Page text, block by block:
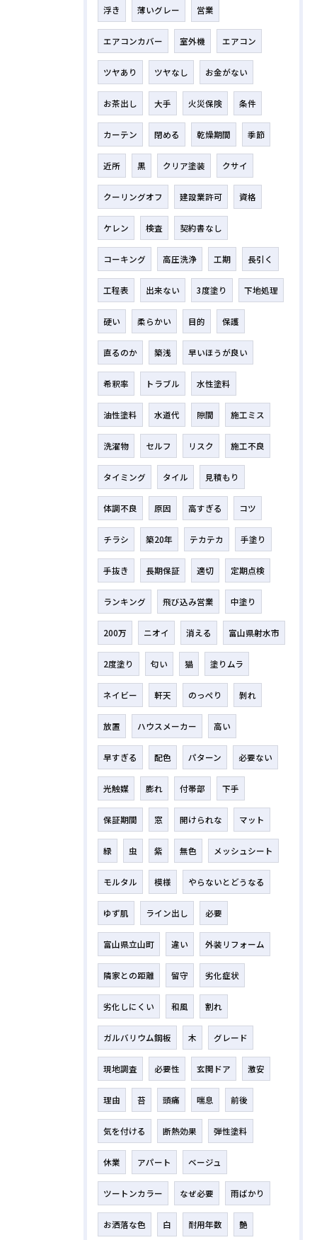
浮き 薄いグレー 営業
エアコンカバー 室外機 エアコン
ツヤあり ツヤなし お金がない
お茶出し 大手 火災保険 条件
カーテン 閉める 乾燥期間 季節
近所 黒 クリア塗装 クサイ
クーリングオフ 建設業許可 資格
ケレン 検査 契約書なし
コーキング 高圧洗浄 工期 長引く
工程表 出来ない 3度塗り 下地処理
硬い 柔らかい 目的 保護
直るのか 築浅 早いほうが良い
希釈率 トラブル 水性塗料
油性塗料 水道代 隙間 施工ミス
洗濯物 セルフ リスク 施工不良
タイミング タイル 見積もり
体調不良 原因 高すぎる コツ
チラシ 築20年 テカテカ 手塗り
手抜き 長期保証 適切 定期点検
ランキング 飛び込み営業 中塗り
200万 ニオイ 消える 富山県射水市
2度塗り 匂い 猫 塗りムラ
ネイビー 軒天 のっぺり 剝れ
放置 ハウスメーカー 高い
早すぎる 配色 パターン 必要ない
光触媒 膨れ 付帯部 下手
保証期間 窓 開けられな マット
緑 虫 紫 無色 メッシュシート
モルタル 模様 やらないとどうなる
ゆず肌 ライン出し 必要
富山県立山町 違い 外装リフォーム
隣家との距離 留守 劣化症状
劣化しにくい 和風 割れ
ガルバリウム鋼板 木 グレード
現地調査 必要性 玄関ドア 激安
理由 苔 頭痛 喘息 前後
気を付ける 断熱効果 弾性塗料
休業 アパート ベージュ
ツートンカラー なぜ必要 雨ばかり
お洒落な色 白 耐用年数 艶